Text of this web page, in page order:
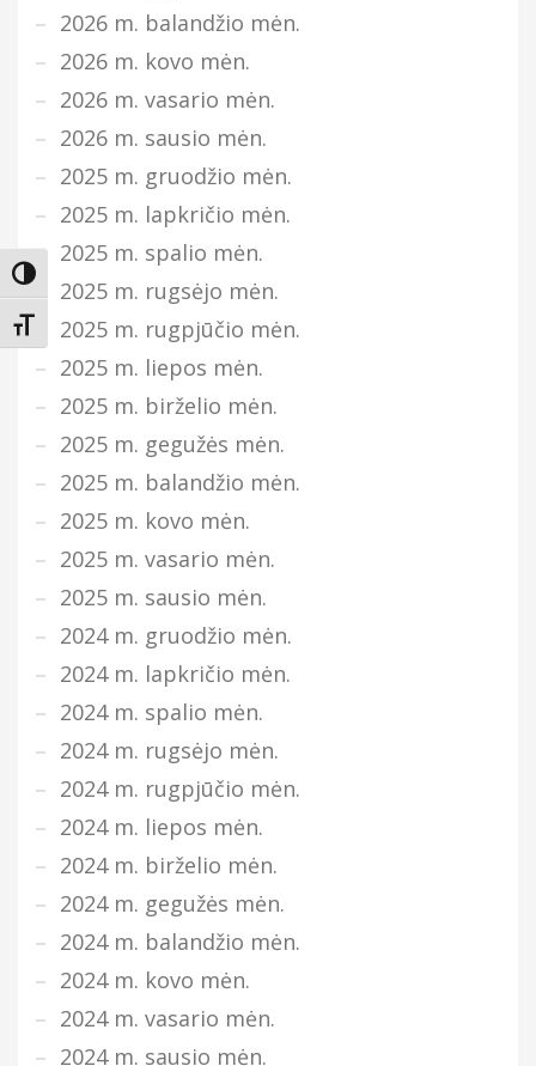
Įjungti didesnį kontrastą
Keisti teksto dydį
2026 m. balandžio mėn.
2026 m. kovo mėn.
2026 m. vasario mėn.
2026 m. sausio mėn.
2025 m. gruodžio mėn.
2025 m. lapkričio mėn.
2025 m. spalio mėn.
2025 m. rugsėjo mėn.
2025 m. rugpjūčio mėn.
2025 m. liepos mėn.
2025 m. birželio mėn.
2025 m. gegužės mėn.
2025 m. balandžio mėn.
2025 m. kovo mėn.
2025 m. vasario mėn.
2025 m. sausio mėn.
2024 m. gruodžio mėn.
2024 m. lapkričio mėn.
2024 m. spalio mėn.
2024 m. rugsėjo mėn.
2024 m. rugpjūčio mėn.
2024 m. liepos mėn.
2024 m. birželio mėn.
2024 m. gegužės mėn.
2024 m. balandžio mėn.
2024 m. kovo mėn.
2024 m. vasario mėn.
2024 m. sausio mėn.